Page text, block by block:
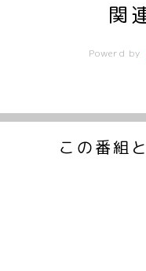
関
Powerd by
この番組